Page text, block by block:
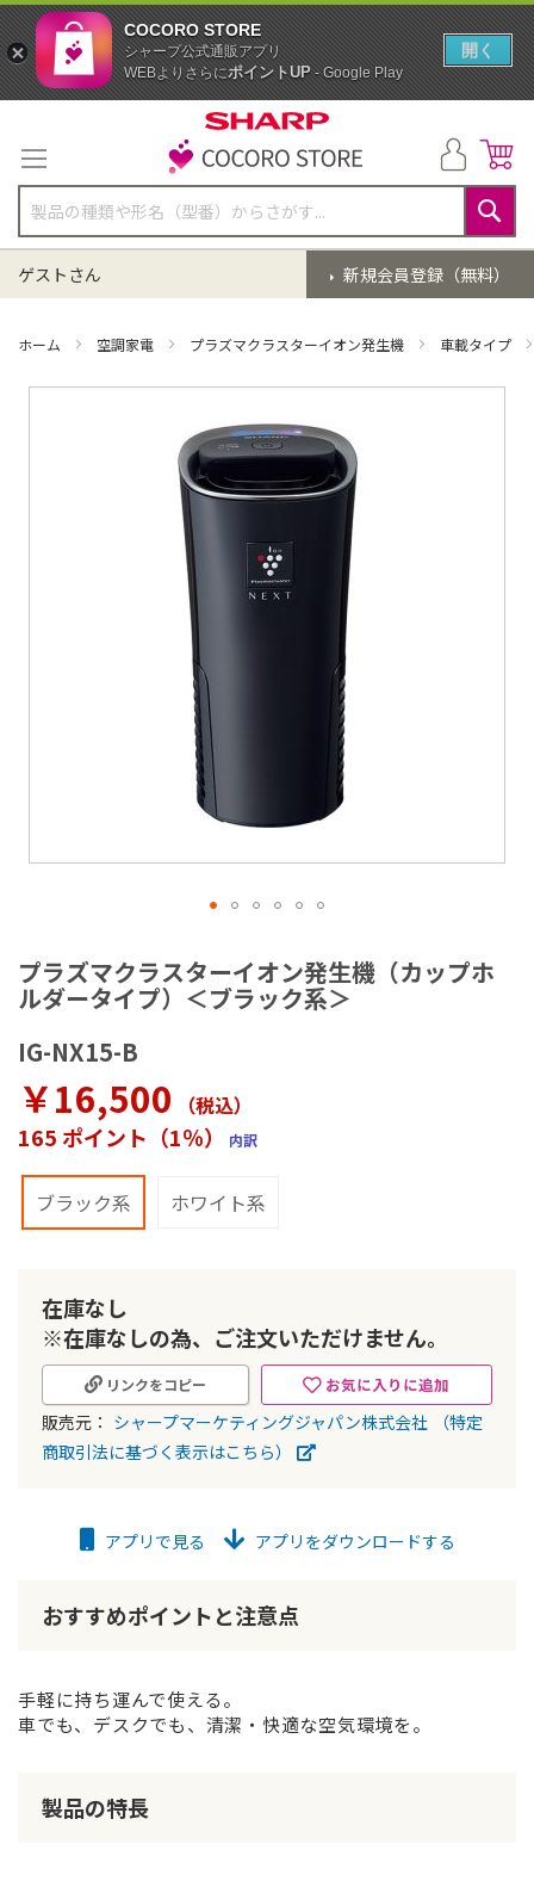
テ
ン
ツ
に
ス
キ
ッ
検
索
新規会員登録（無料）
ゲストさん
ホーム 空調家電 プラズマクラスターイオン発生機 車載タイプ
プラズマクラスターイオン発生機（カップホ
ルダータイプ）＜ブラック系＞
IG-NX15-B
￥16,500 （税込）
165 ポイント（1％） 内訳
ブラック系 ホワイト系
在庫なし
※在庫なしの為、ご注文いただけません。
お気に入りに追加
リンクをコピー
販売元： シャープマーケティングジャパン株式会社
（特定
商取引法に基づく表示はこちら）
メ
ー
ジ
ャ
リ
ー
の
最
初
る
アプリで見る アプリをダウンロードする
おすすめポイントと注意点
手軽に持ち運んで使える。
車でも、デスクでも、清潔・快適な空気環境を。
製品の特長
COCORO STORE
シャープ公式通販アプリ
WEBよりさらにポイントUP- Google Play
開く